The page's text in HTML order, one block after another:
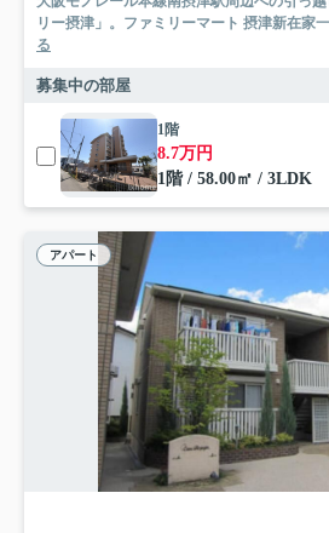
リー摂津」。ファミリーマート 摂津新在家
る
募集中の部屋
1階
8.7万円
1階 / 58.00㎡ / 3LDK
アパート